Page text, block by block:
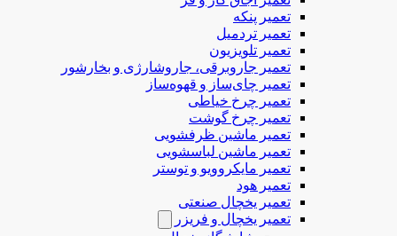
تعمیر پنکه
تعمیر تردمیل
تعمیر تلویزیون
تعمیر جاروبرقی، جاروشارژی و بخارشور
تعمیر چای‌ساز و قهوه‌ساز
تعمیر چرخ خیاطی
تعمیر چرخ گوشت
تعمیر ماشین ظرفشویی
تعمیر ماشین لباسشویی
تعمیر مایکروویو و توستر
تعمیر هود
تعمیر یخچال صنعتی
تعمیر یخچال و فریزر